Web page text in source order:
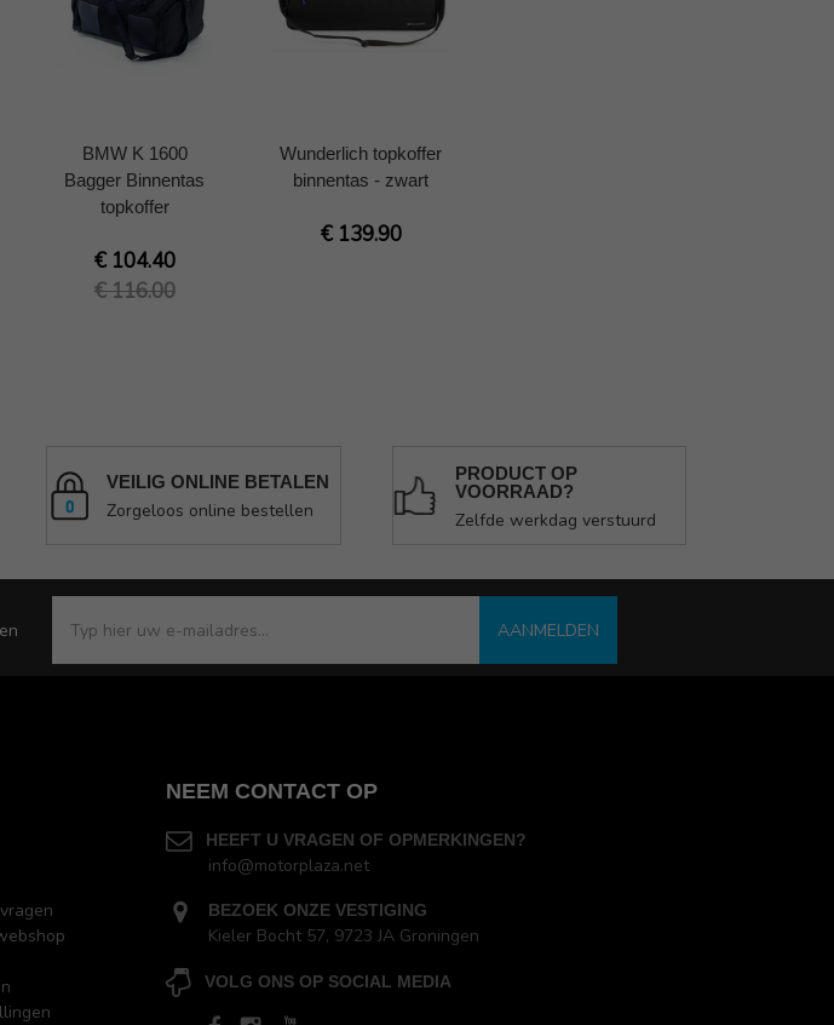
BMW K 1600
Bagger Binnentas
topkoffer
€ 104.40
€ 116.00
Wunderlich topkoffer
binnentas - zwart
€ 139.90
VEILIG ONLINE BETALEN
Zorgeloos online bestellen
PRODUCT OP
VOORRAAD?
Zelfde werkdag verstuurd
AANMELDEN
NEEM CONTACT OP
HEEFT U VRAGEN OF OPMERKINGEN?
info@motorplaza.net
BEZOEK ONZE VESTIGING
Kieler Bocht 57, 9723 JA Groningen
VOLG ONS OP SOCIAL MEDIA